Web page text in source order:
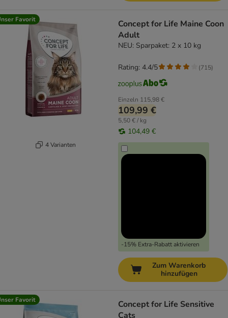
Favorit
4 Varianten
Concept for Life Maine Coon
Adult
NEU: Sparpaket: 2 x 10 kg
Einzeln 115,98 €
109,99 €
5,50 € / kg
104,49 €
-15% Extra-Rabatt aktivieren
Rating: 4.4/5 (715)
Zum Warenkorb
hinzufügen
Favorit
Concept for Life Sensitive
Cats